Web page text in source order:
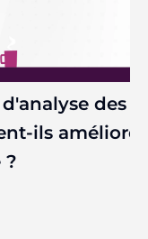
des
ils améliorer
?